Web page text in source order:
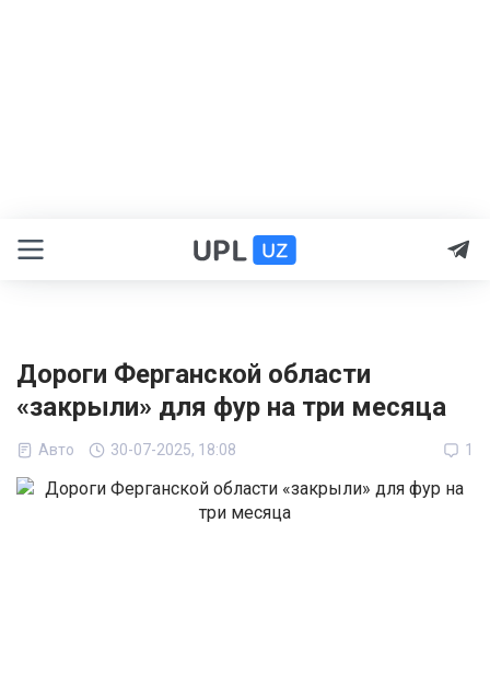
Дороги Ферганской области
«закрыли» для фур на три месяца
Авто 30-07-2025, 18:08 1